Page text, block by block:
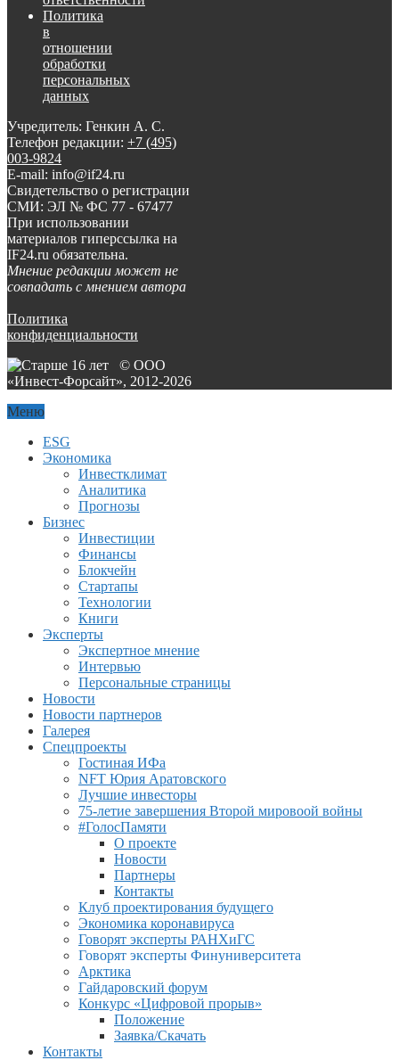
Политика
в
отношении
обработки
персональных
данных
Учредитель: Генкин А. С.
Телефон редакции: +7 (495)
003-9824
E-mail: info@if24.ru
Свидетельство о регистрации
СМИ: ЭЛ № ФС 77 - 67477
При использовании
материалов гиперссылка на
IF24.ru обязательна.
Мнение редакции может не
совпадать с мнением автора
Политика
конфиденциальности
© ООО
«Инвест-Форсайт», 2012-2026
Меню
ESG
Экономика
Инвестклимат
Аналитика
Прогнозы
Бизнес
Инвестиции
Финансы
Блокчейн
Стартапы
Технологии
Книги
Эксперты
Экспертное мнение
Интервью
Персональные страницы
Новости
Новости партнеров
Галерея
Спецпроекты
Гостиная ИФа
NFT Юрия Аратовского
Лучшие инвесторы
75-летие завершения Второй мировоой войны
#ГолосПамяти
О проекте
Новости
Партнеры
Контакты
Клуб проектирования будущего
Экономика коронавируса
Говорят эксперты РАНХиГС
Говорят эксперты Финуниверситета
Арктика
Гайдаровский форум
Конкурс «Цифровой прорыв»
Положение
Заявка/Скачать
Контакты